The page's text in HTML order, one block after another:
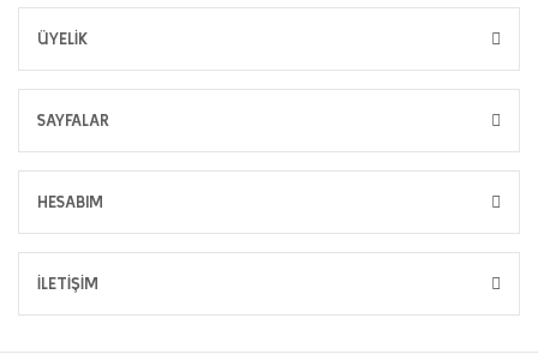
ÜYELİK
SAYFALAR
HESABIM
İLETİŞİM